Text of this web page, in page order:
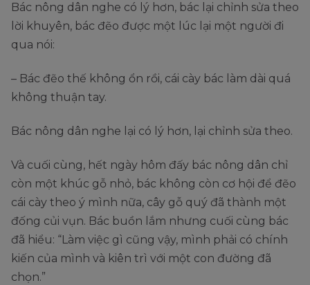
Bác nông dân nghe có lý hơn, bác lại chỉnh sửa theo
lời khuyên, bác đẽo được một lúc lại một người đi
qua nói:
– Bác đẽo thế không ổn rồi, cái cày bác làm dài quá
không thuận tay.
Bác nông dân nghe lại có lý hơn, lại chỉnh sửa theo.
Và cuối cùng, hết ngày hôm đấy bác nông dân chỉ
còn một khúc gỗ nhỏ, bác không còn cơ hội để đẽo
cái cày theo ý mình nữa, cây gỗ quý đã thành một
đống củi vụn. Bác buồn lắm nhưng cuối cùng bác
đã hiểu: “Làm việc gì cũng vậy, mình phải có chính
kiến của mình và kiên trì với một con đường đã
chọn.”